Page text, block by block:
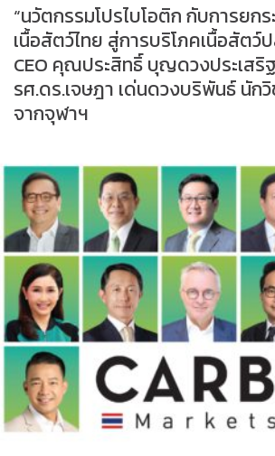
“นวัตกรรมโปรไบโอติก กับการย
เนื้อสัตว์ไทย สู่การบริโภคเนื้อสัตว์
CEO คุณประสิทธิ์ บุญดวงประเสริ
รศ.ดร.เจษฎา เด่นดวงบริพันธ์ นัก
จากจุฬาฯ